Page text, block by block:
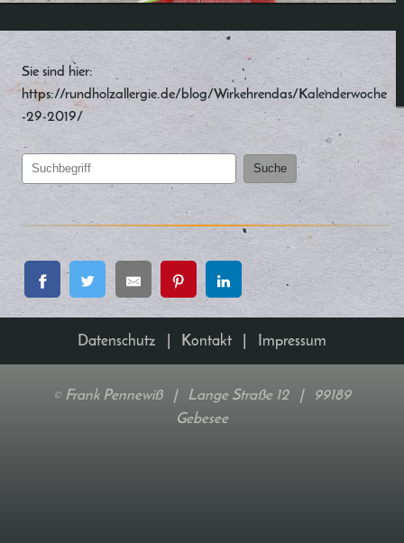
Sie sind hier:
https://rundholzallergie.de/blog/Wirkehrendas/Kalenderwoche
-29-2019/
Suche
Datenschutz Kontakt Impressum
©Frank Pennewiß | Lange Straße 12 | 99189
Gebesee